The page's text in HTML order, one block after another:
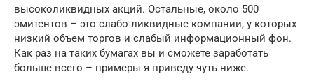
высоколиквидных акций. Остальные, около 500
эмитентов – это слабо ликвидные компании, у которых
низкий объем торгов и слабый информационный фон.
Как раз на таких бумагах вы и сможете заработать
больше всего – примеры я приведу чуть ниже.